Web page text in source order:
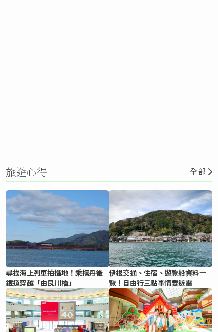
旅遊心得 全部
尋找海上列車拍攝地！乘搭丹後
鐵道穿越「由良川橋」
伊根交通、住宿、遊覽船資料一
覽！自由行三點事情要避雷